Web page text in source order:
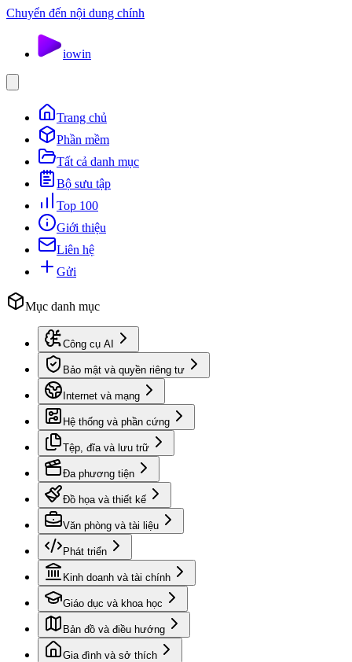
Chuyển đến nội dung chính
iowin
Trang chủ
Phần mềm
Tất cả danh mục
Bộ sưu tập
Top 100
Giới thiệu
Liên hệ
Gửi
Mục danh mục
Công cụ AI
Bảo mật và quyền riêng tư
Internet và mạng
Hệ thống và phần cứng
Tệp, đĩa và lưu trữ
Đa phương tiện
Đồ họa và thiết kế
Văn phòng và tài liệu
Phát triển
Kinh doanh và tài chính
Giáo dục và khoa học
Bản đồ và điều hướng
Gia đình và sở thích